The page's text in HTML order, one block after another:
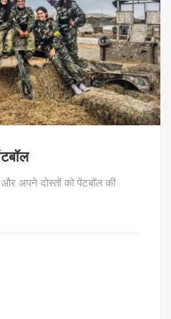
अपने दोस्तों को पेंटबॉल की